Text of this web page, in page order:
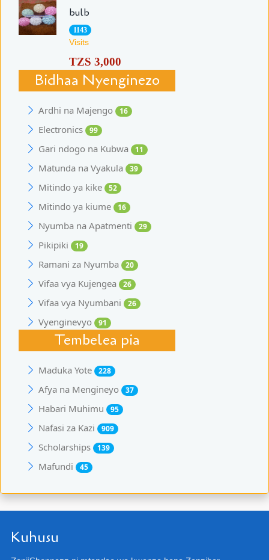
bulb
1143
Visits
TZS 3,000
Bidhaa Nyenginezo
Ardhi na Majengo 16
Electronics 99
Gari ndogo na Kubwa 11
Matunda na Vyakula 39
Mitindo ya kike 52
Mitindo ya kiume 16
Nyumba na Apatmenti 29
Pikipiki 19
Ramani za Nyumba 20
Vifaa vya Kujengea 26
Vifaa vya Nyumbani 26
Vyenginevyo 91
Tembelea pia
Maduka Yote 228
Afya na Mengineyo 37
Habari Muhimu 95
Nafasi za Kazi 909
Scholarships 139
Mafundi 45
Kuhusu